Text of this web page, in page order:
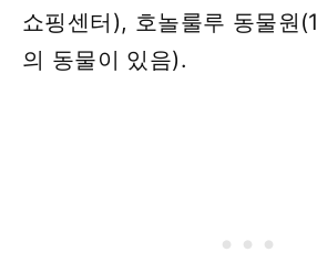
쇼핑센터), 호놀룰루 동물원
의 동물이 있음).